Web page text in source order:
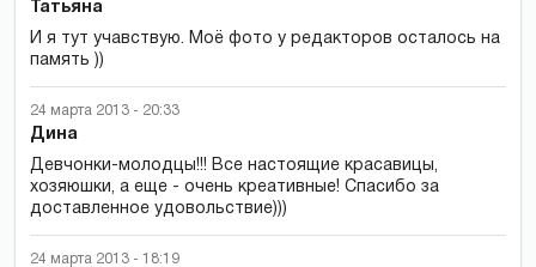
Татьяна
И я тут учавствую. Моё фото у редакторов осталось на
память ))
24 марта 2013 - 20:33
Дина
Девчонки-молодцы!!! Все настоящие красавицы,
хозяюшки, а еще - очень креативные! Спасибо за
доставленное удовольствие)))
24 марта 2013 - 18:19